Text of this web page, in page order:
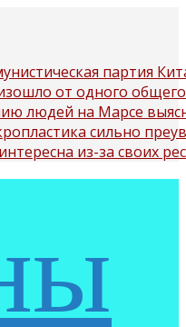
партия
от одного
людей на Марсе
сильно
из-за своих